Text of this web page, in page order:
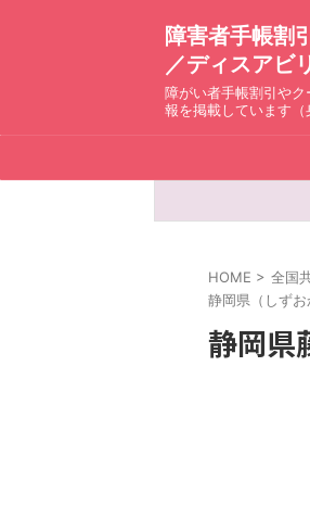
障害者手帳割
／ディスアビ
障がい者手帳割引や
報を掲載しています（
HOME > 全国
静岡県（しず
静岡県